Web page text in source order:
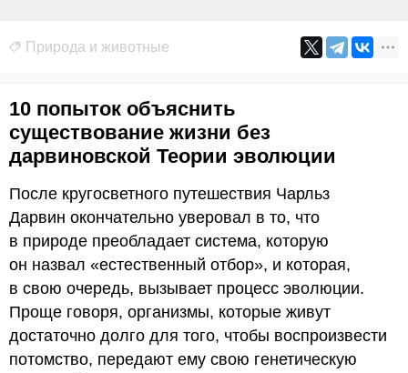
Природа и животные
10 попыток объяснить
существование жизни без
дарвиновской Теории эволюции
После кругосветного путешествия Чарльз
Дарвин окончательно уверовал в то, что
в природе преобладает система, которую
он назвал «естественный отбор», и которая,
в свою очередь, вызывает процесс эволюции.
Проще говоря, организмы, которые живут
достаточно долго для того, чтобы воспроизвести
потомство, передают ему свою генетическую